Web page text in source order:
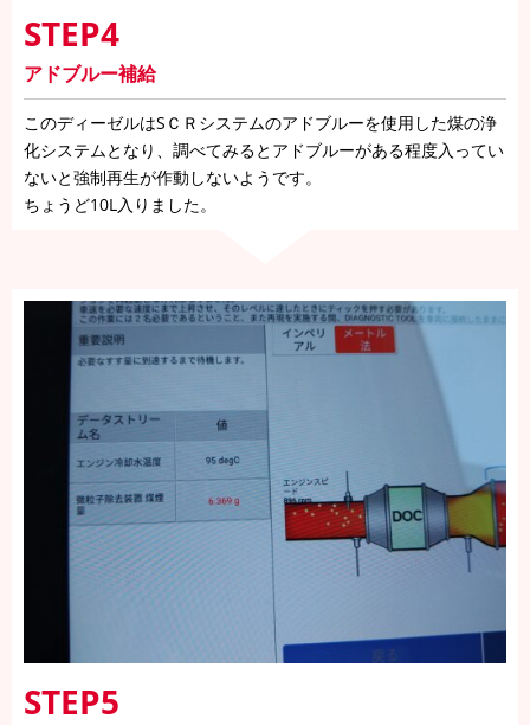
STEP4
アドブルー補給
このディーゼルはSＣＲシステムのアドブルーを使用した煤の浄
化システムとなり、調べてみるとアドブルーがある程度入ってい
ないと強制再生が作動しないようです。
ちょうど10L入りました。
STEP5